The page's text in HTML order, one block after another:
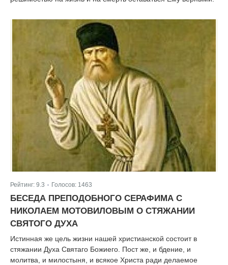
Рейтинг: 9.3 Голосов: 1463
БЕСЕДА ПРЕПОДОБНОГО СЕРАФИМА С
НИКОЛАЕМ МОТОВИЛОВЫМ О СТЯЖАНИИ
СВЯТОГО ДУХА
Истинная же цель жизни нашей христианской состоит в
стяжании Духа Святаго Божиего. Пост же, и бдение, и
молитва, и милостыня, и всякое Христа ради делаемое